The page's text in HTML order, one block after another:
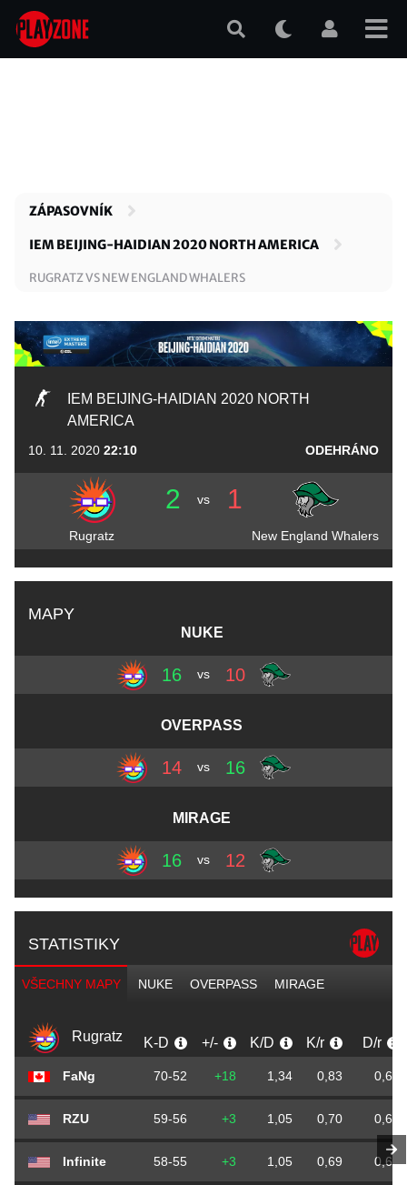
Přejít
hlavnímu
ZÁPASOVNÍK
IEM BEIJING-HAIDIAN 2020 NORTH AMERICA
RUGRATZ VS NEW ENGLAND WHALERS
IEM BEIJING-HAIDIAN 2020 NORTH
AMERICA
10. 11. 2020 22:10 ODEHRÁNO
2 vs 1
Rugratz New England Whalers
MAPY
NUKE
16 vs 10
OVERPASS
14 vs 16
MIRAGE
16 vs 12
STATISTIKY
VŠECHNY MAPY NUKE OVERPASS MIRAGE
Rugratz K-D +/- K/D K/r D/r
FaNg 70-52 +18 1,34 0,83 0,61
RZU 59-56 +3 1,05 0,70 0,66
Infinite 58-55 +3 1,05 0,69 0,65